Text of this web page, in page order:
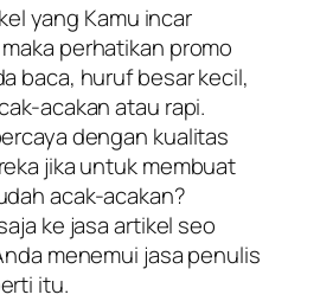
yang Kamu incar
perhatikan promo
baca, huruf besar kecil,
acakan atau rapi.
dengan kualitas
jika untuk membuat
acak-acakan?
ke jasa artikel seo
menemui jasa penulis
itu.